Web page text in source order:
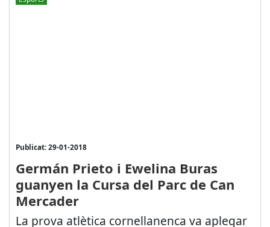
Publicat: 29-01-2018
Germán Prieto i Ewelina Buras
guanyen la Cursa del Parc de Can
Mercader
La prova atlètica cornellanenca va aplegar